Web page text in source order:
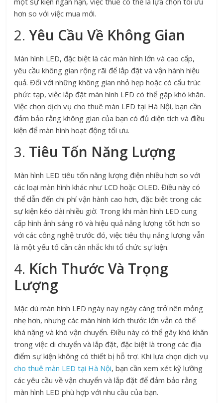
hơn so với việc mua mới.
2.Yêu Cầu Về Không Gian
Màn hình LED, đặc biệt là các màn hình lớn và cao cấp,
yêu cầu không gian rộng rãi để lắp đặt và vận hành hiệu
quả. Đối với những không gian nhỏ hẹp hoặc có cấu trúc
phức tạp, việc lắp đặt màn hình LED có thể gặp khó khăn.
Việc chọn dịch vụ cho thuê màn LED tại Hà Nội, bạn cần
đảm bảo rằng không gian của bạn có đủ diện tích và điều
kiện để màn hình hoạt động tối ưu.
3. Tiêu Tốn Năng Lượng
Màn hình LED tiêu tốn năng lượng điện nhiều hơn so với
các loại màn hình khác như LCD hoặc OLED. Điều này có
thể dẫn đến chi phí vận hành cao hơn, đặc biệt trong các
sự kiện kéo dài nhiều giờ. Trong khi màn hình LED cung
cấp hình ảnh sáng rõ và hiệu quả năng lượng tốt hơn so
với các công nghệ trước đó, việc tiêu thụ năng lượng vẫn
là một yếu tố cần cân nhắc khi tổ chức sự kiện.
4. Kích Thước Và Trọng
Lượng
Mặc dù màn hình LED ngày nay ngày càng trở nên mỏng
nhẹ hơn, nhưng các màn hình kích thước lớn vẫn có thể
khá nặng và khó vận chuyển. Điều này có thể gây khó khăn
trong việc di chuyển và lắp đặt, đặc biệt là trong các địa
điểm sự kiện không có thiết bị hỗ trợ. Khi lựa chọn dịch vụ
cho thuê màn LED tại Hà Nội, bạn cần xem xét kỹ lưỡng
các yêu cầu về vận chuyển và lắp đặt để đảm bảo rằng
màn hình LED phù hợp với nhu cầu của bạn.